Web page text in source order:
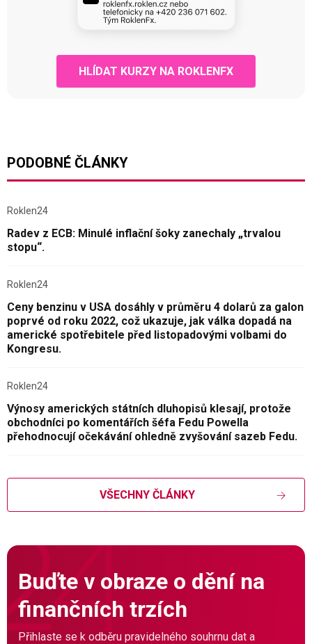
HLÍDAT KURZY NA ROKLENFX
PODOBNÉ ČLÁNKY
Roklen24
Radev z ECB: Minulé inflační šoky zanechaly „trvalou
stopu“.
Roklen24
Ceny benzinu v USA dosáhly v průměru 4 dolarů za galon
poprvé od roku 2022, což ukazuje, jak válka dopadá na
americké spotřebitele před listopadovými volbami do
Kongresu.
Roklen24
Výnosy amerických státních dluhopisů klesají, protože
obchodníci po komentářích šéfa Fedu Powella
přehodnocují očekávání ohledně zvyšování sazeb Fedu.
VŠECHNY ČLÁNKY
Buďte v obraze o dění na
finančních trzích
Přihlaste se k odběru pravidelného souhrnu dat a